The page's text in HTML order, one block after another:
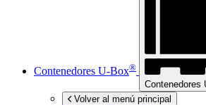
Contenedores U-Box®
Contenedores
Volver al menú principal